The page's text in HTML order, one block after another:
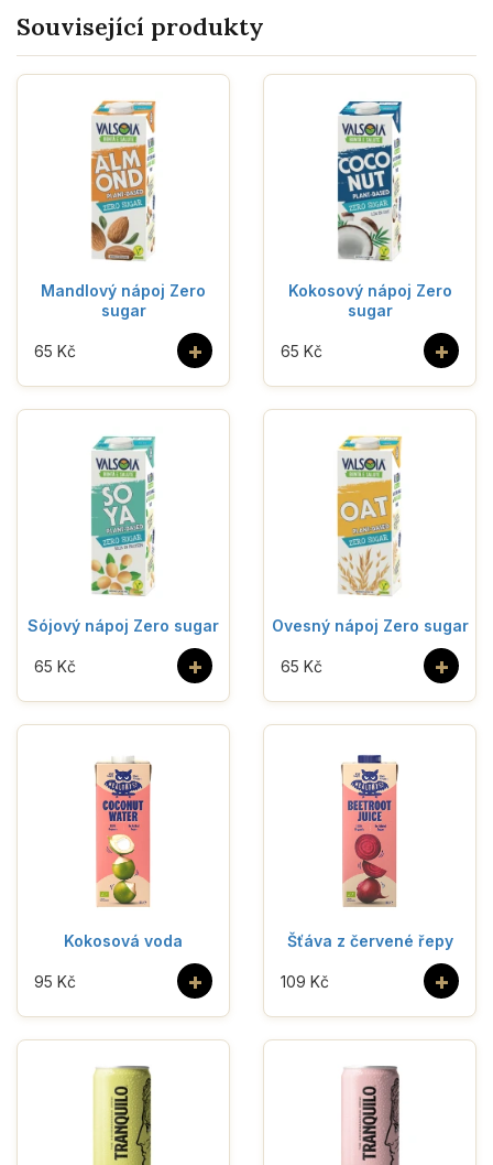
Související produkty
Mandlový nápoj Zero
sugar
+
65 Kč
Kokosový nápoj Zero
sugar
+
65 Kč
Sójový nápoj Zero sugar
+
65 Kč
Ovesný nápoj Zero sugar
+
65 Kč
Kokosová voda
+
95 Kč
Šťáva z červené řepy
+
109 Kč